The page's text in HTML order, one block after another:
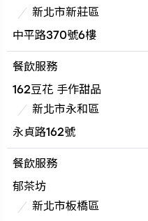
新北市新莊區
中平路370號6樓
餐飲服務
162豆花 手作甜品
新北市永和區
永貞路162號
餐飲服務
郁茶坊
新北市板橋區